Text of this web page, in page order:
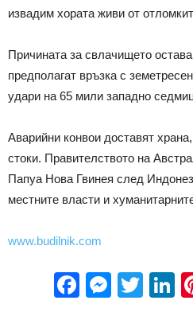
извадим хората живи от
Причината за свлачището
предполагат връзка с
удари на 65 мили западно
Аварийни конвои доставят
стоки. Правителството на
Папуа Нова Гвинея след
местните власти и
www.budilnik.com
Facebook